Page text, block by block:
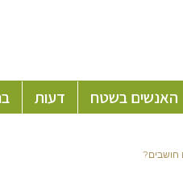
האנשים בשטח דעות
חושבים?